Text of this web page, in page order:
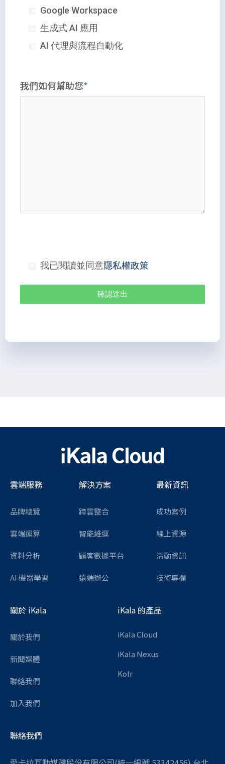
Google Workspace
生成式 AI 應用
AI 代理與流程自動化
我們如何幫助您
我已閱讀並同意隱私權政策
確認送出
雲端服務
品牌總覽
雲端運算
資料分析
AI 機器學習
解決方案
跨雲整合
智能維運
顧客數據平台
遠端辦公
最新資訊
成功案例
線上資源
活動資訊
技術專欄
關於 iKala
關於我們
新聞媒體
聯絡我們
加入我們
iKala 的產品
iKala Cloud
iKala Nexus
Kolr
聯絡我們